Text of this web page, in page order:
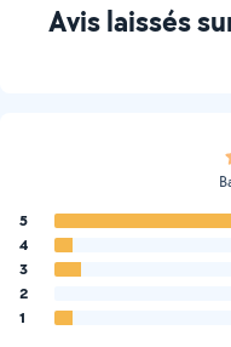
Avis laissés
5
4
3
2
1